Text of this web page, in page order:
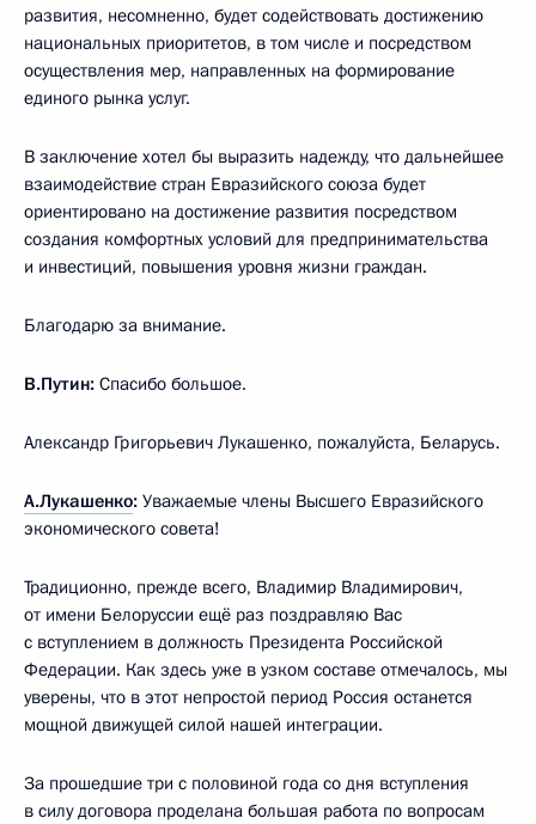
развития, несомненно, будет содействовать достижению
национальных приоритетов, в том числе и посредством
осуществления мер, направленных на формирование
единого рынка услуг.
В заключение хотел бы выразить надежду, что дальнейшее
взаимодействие стран Евразийского союза будет
ориентировано на достижение развития посредством
создания комфортных условий для предпринимательства
и инвестиций, повышения уровня жизни граждан.
Благодарю за внимание.
В.Путин: Спасибо большое.
Александр Григорьевич Лукашенко, пожалуйста, Беларусь.
А.Лукашенко: Уважаемые члены Высшего Евразийского
экономического совета!
Традиционно, прежде всего, Владимир Владимирович,
от имени Белоруссии ещё раз поздравляю Вас
с вступлением в должность Президента Российской
Федерации. Как здесь уже в узком составе отмечалось, мы
уверены, что в этот непростой период Россия останется
мощной движущей силой нашей интеграции.
За прошедшие три с половиной года со дня вступления
в силу договора проделана большая работа по вопросам